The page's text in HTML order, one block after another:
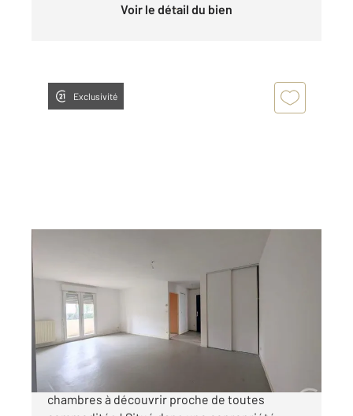
Voir le détail du bien
Exclusivité
Ref : 6905
Appartement F3 à vendre
125 000 €
CHALONS-EN-CHAMPAGNE. Appartement 2
chambres à découvrir proche de toutes